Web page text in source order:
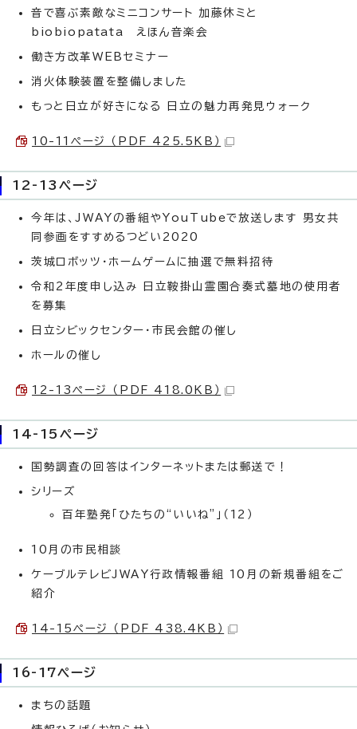
音で喜ぶ素敵なミニコンサート 加藤休ミと
biobiopatata えほん音楽会
働き方改革WEBセミナー
消火体験装置を整備しました
もっと日立が好きになる 日立の魅力再発見ウォーク
10-11ページ （PDF 425.5KB）
12-13ページ
今年は、JWAYの番組やYouTubeで放送します 男女共
同参画をすすめるつどい2020
茨城ロボッツ・ホームゲームに抽選で無料招待
令和2年度申し込み 日立鞍掛山霊園合奏式墓地の使用者
を募集
日立シビックセンター・市民会館の催し
ホールの催し
12-13ページ （PDF 418.0KB）
14-15ページ
国勢調査の回答はインターネットまたは郵送で！
シリーズ
百年塾発「ひたちの“いいね”」（12）
10月の市民相談
ケーブルテレビJWAY行政情報番組 10月の新規番組をご
紹介
14-15ページ （PDF 438.4KB）
16-17ページ
まちの話題